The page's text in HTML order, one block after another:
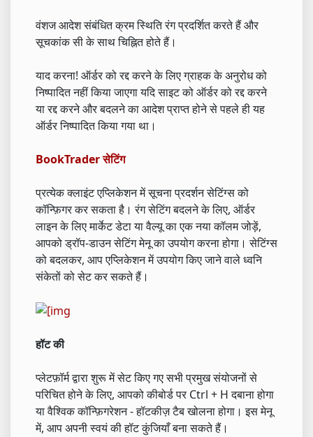
वंशज आदेश संबंधित क्रम स्थिति रंग प्रदर्शित करते हैं और
सूचकांक सी के साथ चिह्नित होते हैं।
याद करना! ऑर्डर को रद्द करने के लिए ग्राहक के अनुरोध को
निष्पादित नहीं किया जाएगा यदि साइट को ऑर्डर को रद्द करने
या रद्द करने और बदलने का आदेश प्राप्त होने से पहले ही यह
ऑर्डर निष्पादित किया गया था।
BookTrader सेटिंग
प्रत्येक क्लाइंट एप्लिकेशन में सूचना प्रदर्शन सेटिंग्स को
कॉन्फ़िगर कर सकता है। रंग सेटिंग बदलने के लिए, ऑर्डर
लाइन के लिए मार्केट डेटा या वैल्यू का एक नया कॉलम जोड़ें,
आपको ड्रॉप-डाउन सेटिंग मेनू का उपयोग करना होगा। सेटिंग्स
को बदलकर, आप एप्लिकेशन में उपयोग किए जाने वाले ध्वनि
संकेतों को सेट कर सकते हैं।
हॉट की
प्लेटफ़ॉर्म द्वारा शुरू में सेट किए गए सभी प्रमुख संयोजनों से
परिचित होने के लिए, आपको कीबोर्ड पर Ctrl + H दबाना होगा
या वैश्विक कॉन्फ़िगरेशन - हॉटकीज़ टैब खोलना होगा। इस मेनू
में, आप अपनी स्वयं की हॉट कुंजियाँ बना सकते हैं।